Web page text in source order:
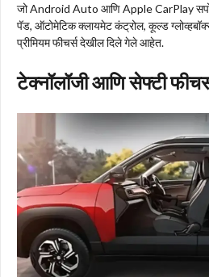
जो Android Auto आणि Apple CarPlay
पॅड, ऑटोमेटिक क्लायमेट कंट्रोल, कूल्ड
प्रीमियम फीचर्स देखील दिले गेले आहेत.
टेक्नॉलॉजी आणि सेफ्टी